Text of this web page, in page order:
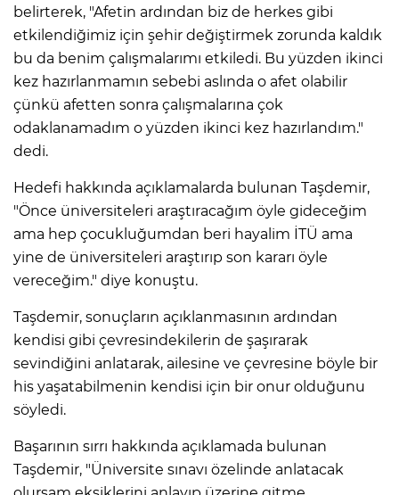
belirterek, "Afetin ardından biz de herkes gibi
etkilendiğimiz için şehir değiştirmek zorunda kaldık
bu da benim çalışmalarımı etkiledi. Bu yüzden ikinci
kez hazırlanmamın sebebi aslında o afet olabilir
çünkü afetten sonra çalışmalarına çok
odaklanamadım o yüzden ikinci kez hazırlandım."
dedi.
Hedefi hakkında açıklamalarda bulunan Taşdemir,
"Önce üniversiteleri araştıracağım öyle gideceğim
ama hep çocukluğumdan beri hayalim İTÜ ama
yine de üniversiteleri araştırıp son kararı öyle
vereceğim." diye konuştu.
Taşdemir, sonuçların açıklanmasının ardından
kendisi gibi çevresindekilerin de şaşırarak
sevindiğini anlatarak, ailesine ve çevresine böyle bir
his yaşatabilmenin kendisi için bir onur olduğunu
söyledi.
Başarının sırrı hakkında açıklamada bulunan
Taşdemir, "Üniversite sınavı özelinde anlatacak